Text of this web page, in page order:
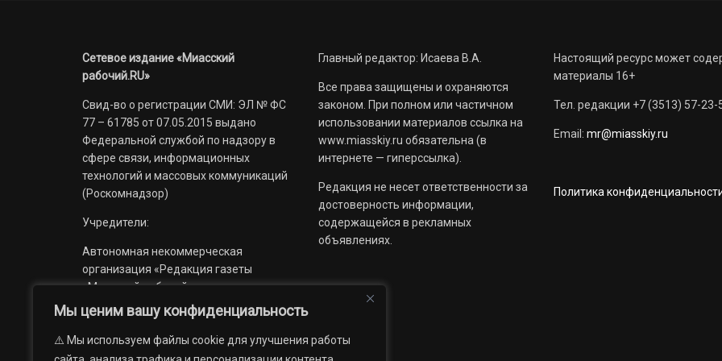
Мы ценим вашу конфиденциальность
⚠️ Мы используем файлы cookie для улучшения работы
Сетевое издание «Миасский
рабочий.RU»
Свид-во о регистрации СМИ: ЭЛ № ФС
77 – 61785 от 07.05.2015 выдано
Федеральной службой по надзору в
сфере связи, информационных
технологий и массовых коммуникаций
(Роскомнадзор)
Учредители:
Автономная некоммерческая
организация «Редакция газеты
«Миасский рабочий»;
Областное государственное
учреждение «Издательский дом
Главный редактор: Исаева В.А.
Все права защищены и охраняются
законом. При полном или частичном
использовании материалов ссылка на
www.miasskiy.ru обязательна (в
интернете — гиперссылка).
Редакция не несет ответственности за
достоверность информации,
содержащейся в рекламных
объявлениях.
Настоящий ресурс может
материалы 16+
Тел. редакции +7 (3513) 57-23-
Email: mr@miasskiy.ru
Политика